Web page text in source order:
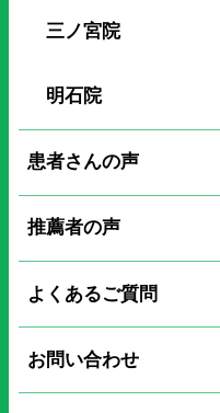
三ノ宮院
明石院
患者さんの声
推薦者の声
よくあるご質問
お問い合わせ